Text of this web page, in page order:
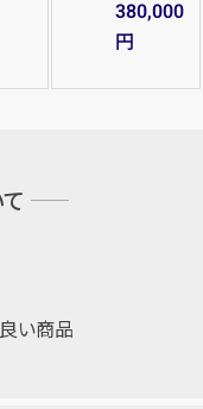
380,000
円
い商品